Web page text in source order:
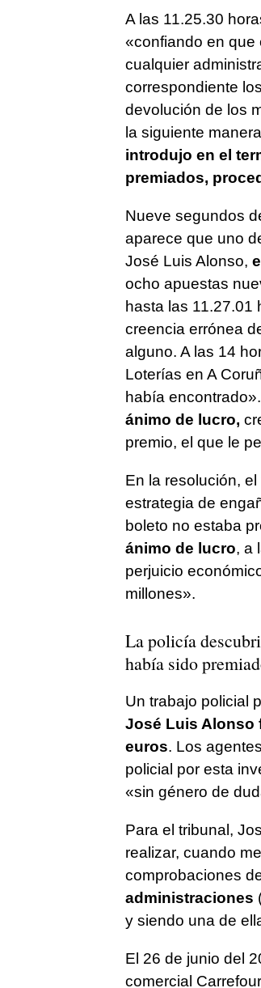
A las 11.25.30
«confiando en que
cualquier
correspondiente
devolución de los
la siguiente
introdujo en el
premiados,
Nueve segundos
aparece que uno
José Luis Alonso,
ocho apuestas
hasta las 11.27.01
creencia errónea
alguno. A las 14
Loterías en A
había
ánimo de lucro,
premio, el que le
En la resolución,
estrategia de
boleto no estaba
ánimo de lucro, a
perjuicio
millones».
La policía
había sido
Un trabajo policial
José Luis Alonso
euros. Los
policial por esta
«sin género de
Para el tribunal,
realizar, cuando
comprobaciones
administraciones
y siendo una de
El 26 de junio del
comercial